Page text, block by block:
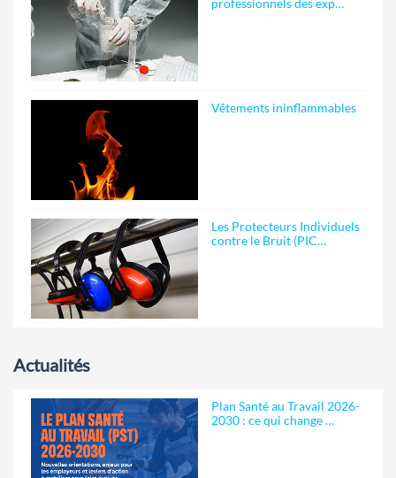
professionnels des exp…
Vêtements ininflammables
Les Protecteurs Individuels
contre le Bruit (PIC…
Actualités
Plan Santé au Travail 2026-
2030 : ce qui change …